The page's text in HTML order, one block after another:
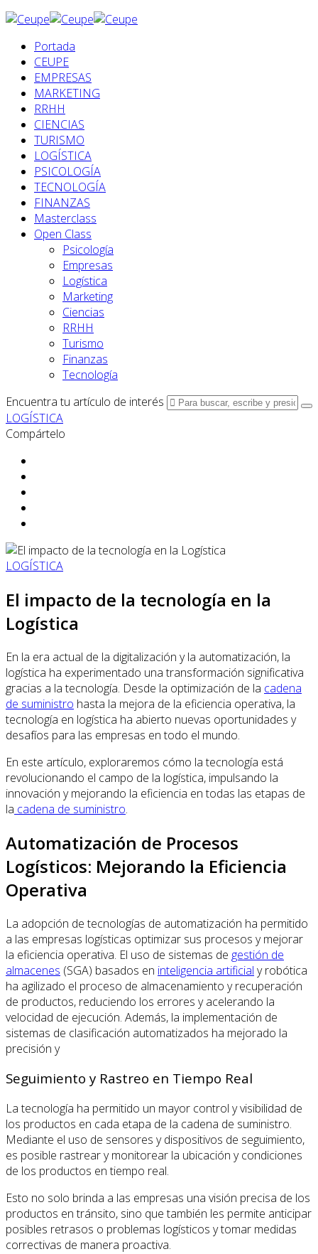
Portada
CEUPE
EMPRESAS
MARKETING
RRHH
CIENCIAS
TURISMO
LOGÍSTICA
PSICOLOGÍA
TECNOLOGÍA
FINANZAS
Masterclass
Open Class
Psicología
Empresas
Logística
Marketing
Ciencias
RRHH
Turismo
Finanzas
Tecnología
Encuentra tu artículo de interés
LOGÍSTICA
Compártelo
LOGÍSTICA
El impacto de la tecnología en la
Logística
En la era actual de la digitalización y la automatización, la
logística ha experimentado una transformación significativa
gracias a la tecnología. Desde la optimización de la cadena
de suministro hasta la mejora de la eficiencia operativa, la
tecnología en logística ha abierto nuevas oportunidades y
desafíos para las empresas en todo el mundo.
En este artículo, exploraremos cómo la tecnología está
revolucionando el campo de la logística, impulsando la
innovación y mejorando la eficiencia en todas las etapas de
la cadena de suministro.
Automatización de Procesos
Logísticos: Mejorando la Eficiencia
Operativa
La adopción de tecnologías de automatización ha permitido
a las empresas logísticas optimizar sus procesos y mejorar
la eficiencia operativa. El uso de sistemas de gestión de
almacenes (SGA) basados en inteligencia artificial y robótica
ha agilizado el proceso de almacenamiento y recuperación
de productos, reduciendo los errores y acelerando la
velocidad de ejecución. Además, la implementación de
sistemas de clasificación automatizados ha mejorado la
precisión y
Seguimiento y Rastreo en Tiempo Real
La tecnología ha permitido un mayor control y visibilidad de
los productos en cada etapa de la cadena de suministro.
Mediante el uso de sensores y dispositivos de seguimiento,
es posible rastrear y monitorear la ubicación y condiciones
de los productos en tiempo real.
Esto no solo brinda a las empresas una visión precisa de los
productos en tránsito, sino que también les permite anticipar
posibles retrasos o problemas logísticos y tomar medidas
correctivas de manera proactiva.